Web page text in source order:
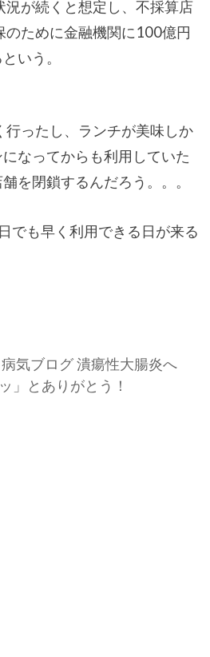
が続くと想定し、不採算店
ために金融機関に100億円
いう。
行ったし、ランチが美味しか
なってからも利用していた
を閉鎖するんだろう。。。
でも早く利用できる日が来る
」とありがとう！